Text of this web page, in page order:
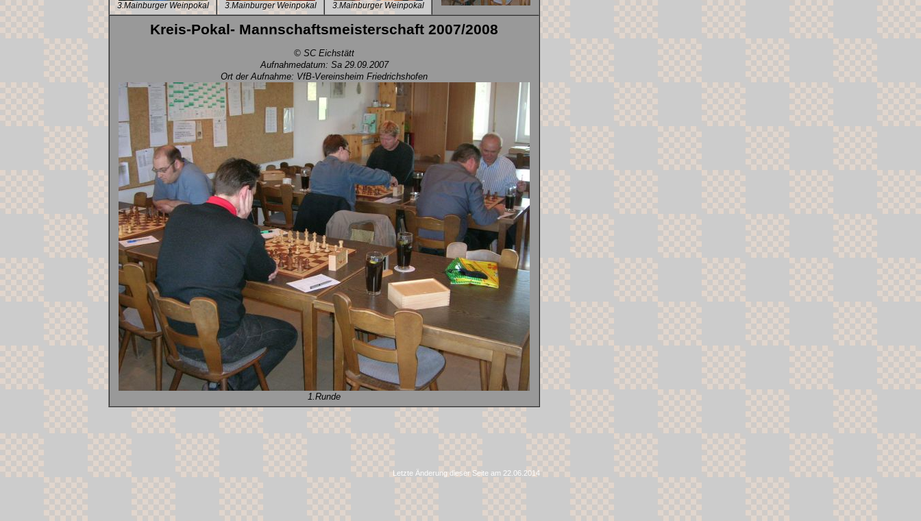
3.Mainburger Weinpokal 3.Mainburger Weinpokal 3.Mainburger Weinpokal
Kreis-Pokal- Mannschaftsmeisterschaft 2007/2008
© SC Eichstätt
Aufnahmedatum: Sa 29.09.2007
Ort der Aufnahme: VfB-Vereinsheim Friedrichshofen
1.Runde
Letzte Änderung dieser Seite am 22.06.2014